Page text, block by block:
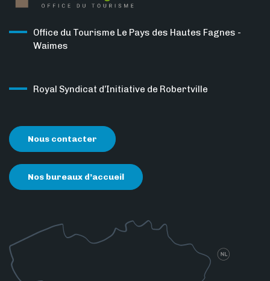
Office du Tourisme Le Pays des Hautes Fagnes -
Waimes
Royal Syndicat d’Initiative de Robertville
Nous contacter
Nos bureaux d’accueil